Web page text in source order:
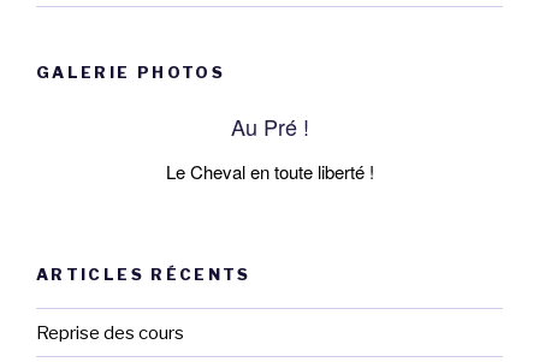
GALERIE PHOTOS
Au Pré !
Le Cheval en toute liberté !
ARTICLES RÉCENTS
Reprise des cours